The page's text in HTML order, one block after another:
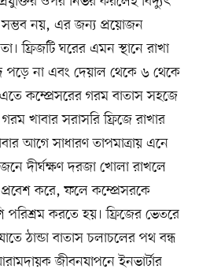
সম্ভব নয়, এর জন্য প্রয়োজন
ফ্রিজটি ঘরের এমন স্থানে রাখা
পড়ে না এবং দেয়াল থেকে ৬ থেকে
কম্প্রেসরের গরম বাতাস সহজে
খাবার সরাসরি ফ্রিজে রাখার
আগে সাধারণ তাপমাত্রায় এনে
দীর্ঘক্ষণ দরজা খোলা রাখলে
করে, ফলে কম্প্রেসরকে
পরিশ্রম করতে হয়। ফ্রিজের ভেতরে
ঠান্ডা বাতাস চলাচলের পথ বন্ধ
জীবনযাপনে ইনভার্টার